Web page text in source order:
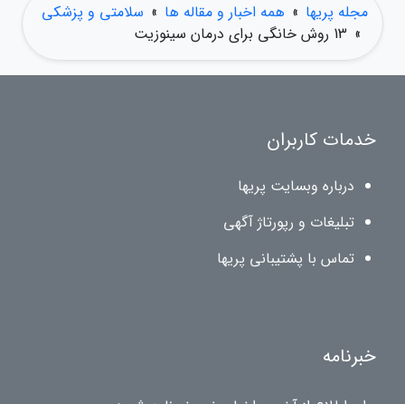
مجله پریها » همه اخبار و مقاله ها » سلامتی و پزشکی
» 13 روش خانگی برای درمان سینوزیت
خدمات کاربران
درباره وبسایت پریها
تبلیغات و رپورتاژ آگهی
تماس با پشتیبانی پریها
خبرنامه